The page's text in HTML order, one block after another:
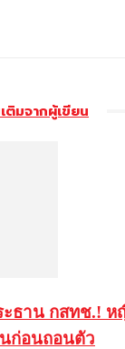
ติมจากผู้เขียน
ธาน กสทช.! หญิ
ก่อนถอนตัว